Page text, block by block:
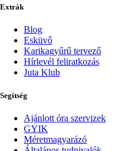
Extrák
Blog
Esküvő
Karikagyűrű tervező
Hírlevél feliratkozás
Juta Klub
Segítség
Ajánlott óra szervizek
GYIK
Méretmagyarázó